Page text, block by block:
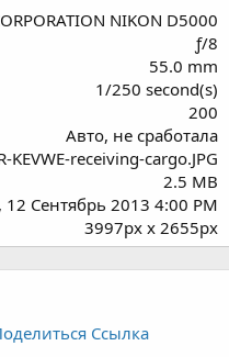
з
ё
з
NIKON D5000
ƒ/8
55.0 mm
1/250 second(s)
200
Авто, не сработала
KEVWE-receiving-cargo.JPG
2.5 MB
12 Сентябрь 2013 4:00 PM
3997px x 2655px
Ссылка